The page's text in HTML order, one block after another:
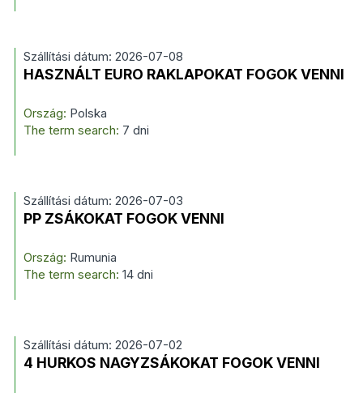
Szállítási dátum: 2026-07-08
HASZNÁLT EURO RAKLAPOKAT FOGOK VENNI
Ország: Polska
The term search: 7 dni
Szállítási dátum: 2026-07-03
PP ZSÁKOKAT FOGOK VENNI
Ország: Rumunia
The term search: 14 dni
Szállítási dátum: 2026-07-02
4 HURKOS NAGYZSÁKOKAT FOGOK VENNI